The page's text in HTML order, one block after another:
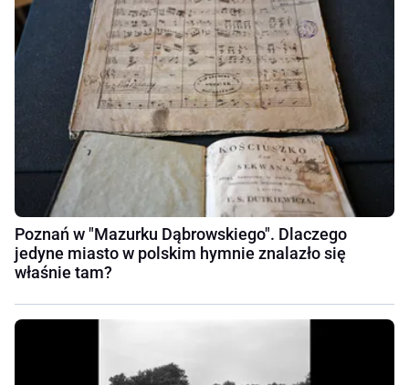
Poznań w "Mazurku Dąbrowskiego". Dlaczego
jedyne miasto w polskim hymnie znalazło się
właśnie tam?